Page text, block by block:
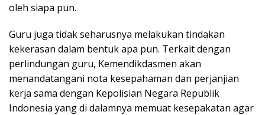
oleh siapa pun.
Guru juga tidak seharusnya melakukan tindakan
kekerasan dalam bentuk apa pun. Terkait dengan
perlindungan guru, Kemendikdasmen akan
menandatangani nota kesepahaman dan perjanjian
kerja sama dengan Kepolisian Negara Republik
Indonesia yang di dalamnya memuat kesepakatan agar